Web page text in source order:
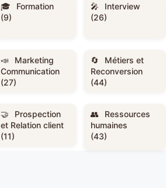
Formation
(9)
Interview
(26)
Marketing
Communication
(27)
Métiers et
Reconversion
(44)
Prospection
et Relation client
(11)
Ressources
humaines
(43)